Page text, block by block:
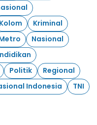
Kolom
Kriminal
Nasional
Politik
Regional
Indonesia
TNI